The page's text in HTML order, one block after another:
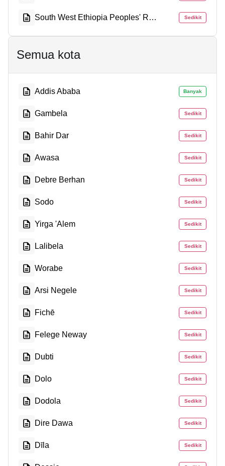
South West Ethiopia Peoples' Region Sedikit
Semua kota
Addis Ababa Banyak
Gambela Sedikit
Bahir Dar Sedikit
Awasa Sedikit
Debre Berhan Sedikit
Sodo Sedikit
Yirga 'Alem Sedikit
Lalibela Sedikit
Worabe Sedikit
Arsi Negele Sedikit
Fichē Sedikit
Felege Neway Sedikit
Dubti Sedikit
Dolo Sedikit
Dodola Sedikit
Dire Dawa Sedikit
Dīla Sedikit